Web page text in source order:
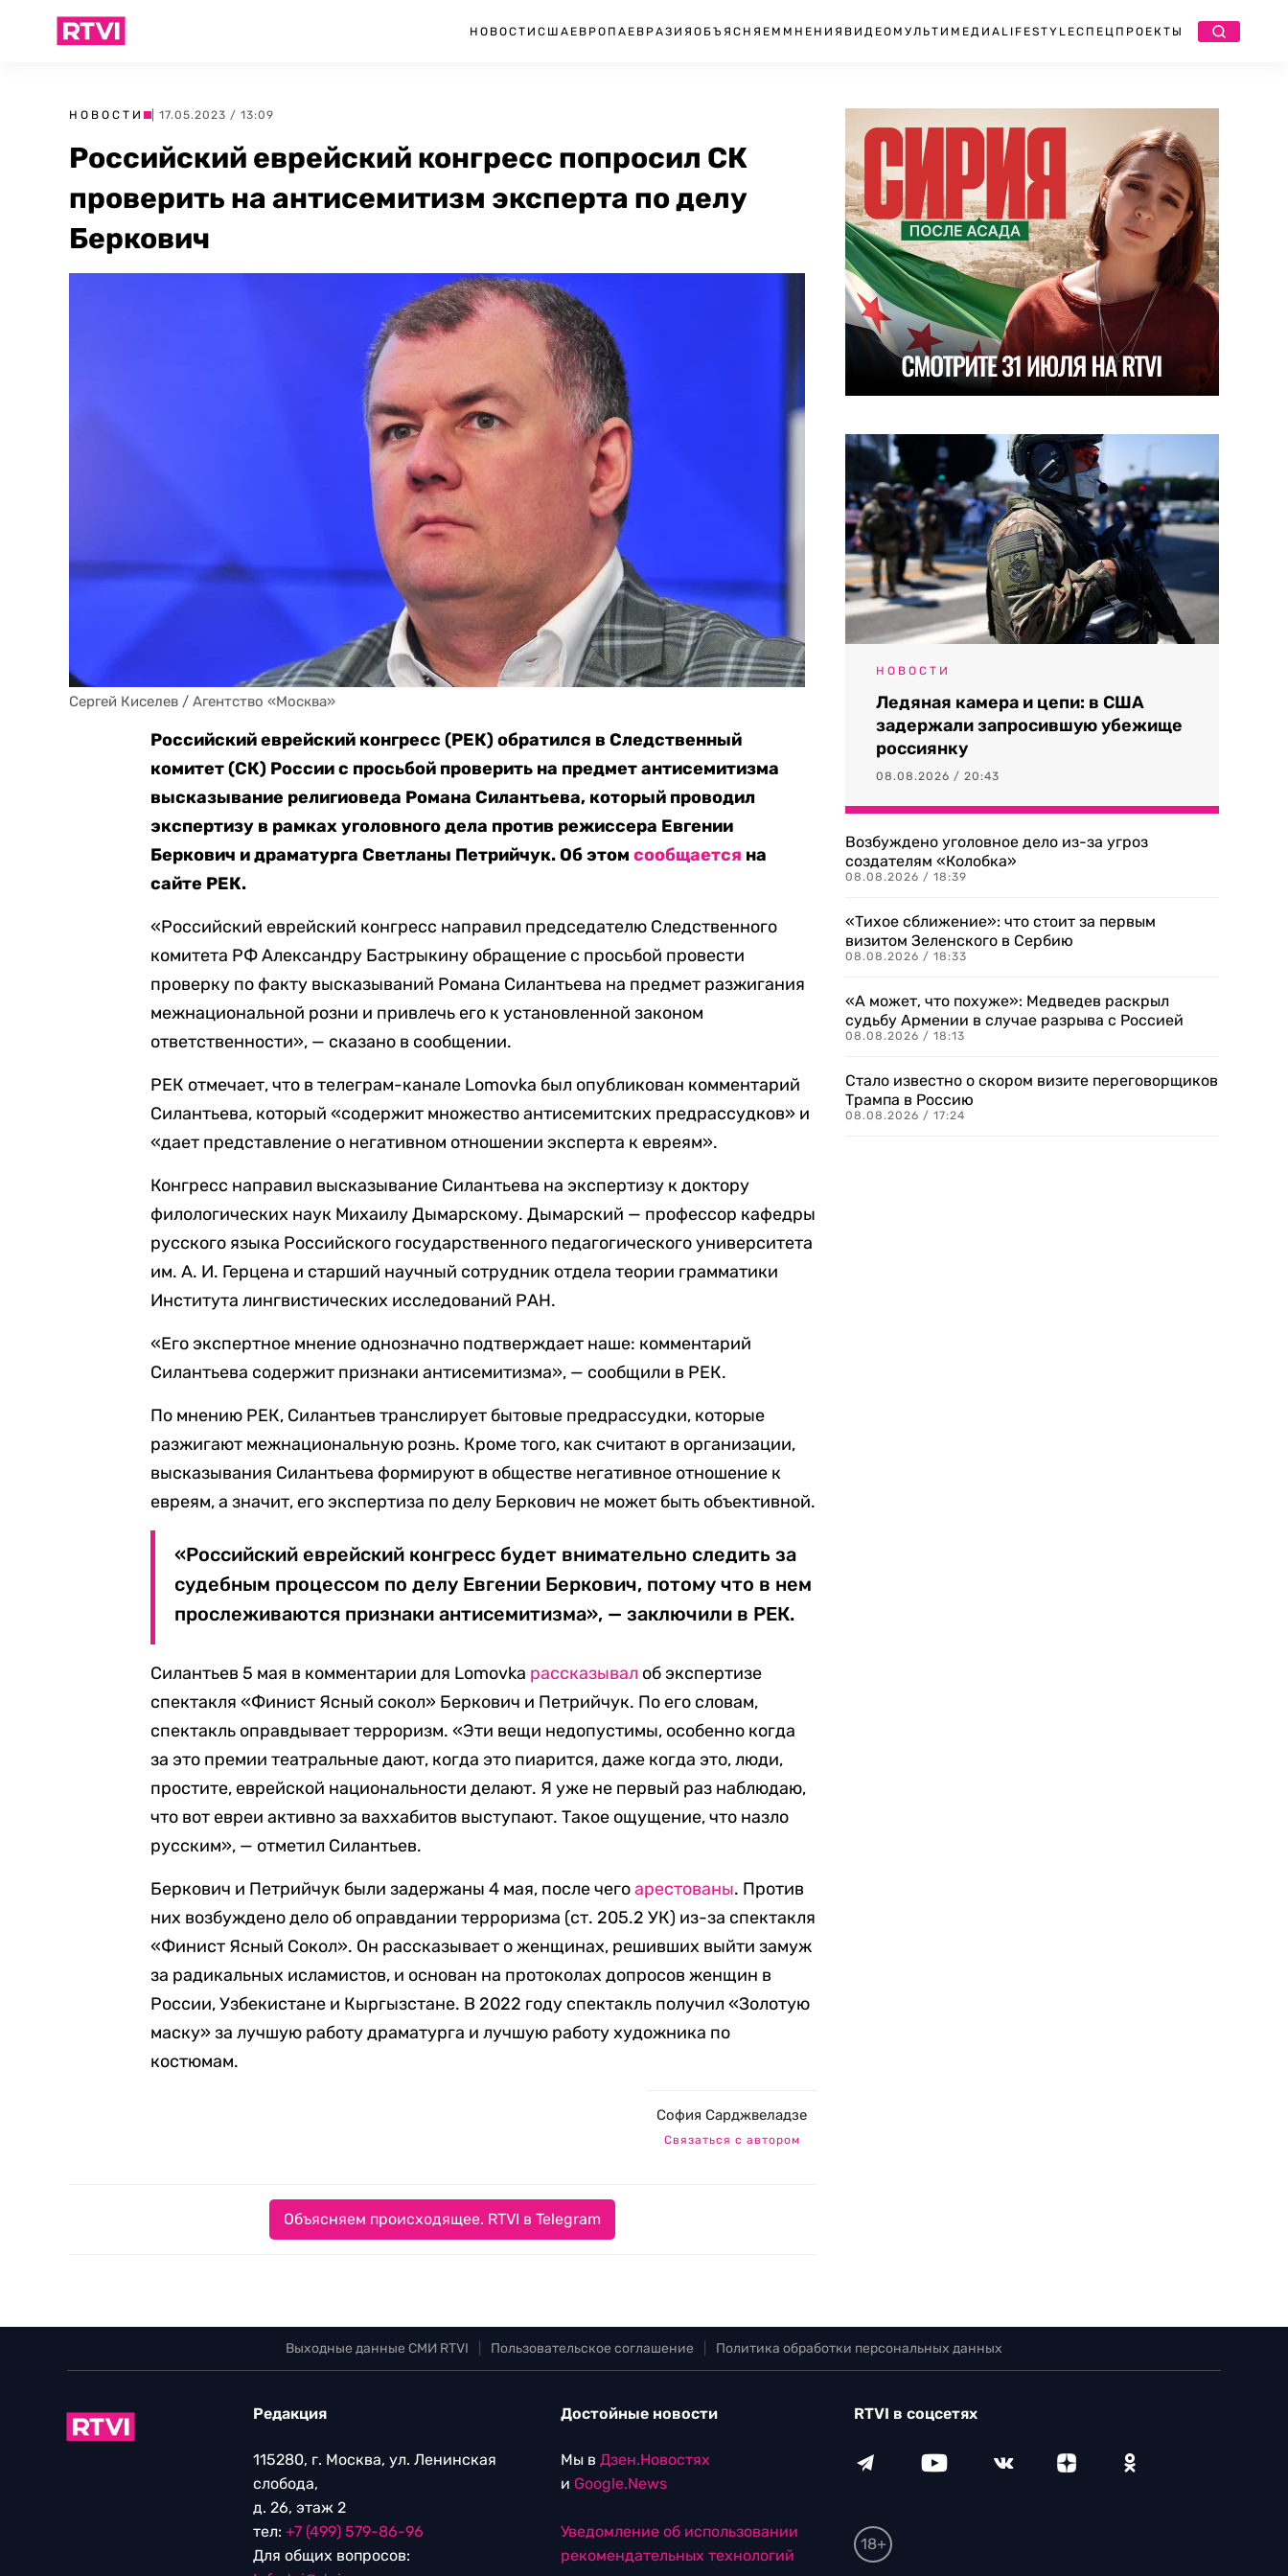
НОВОСТИ США ЕВРОПА ЕВРАЗИЯ ОБЪЯСНЯЕМ МНЕНИЯ ВИДЕО МУЛЬТИМЕДИА LIFESTYLEСПЕЦПРОЕКТЫ
НОВОСТИ | 17.05.2023 / 13:09
Российский еврейский конгресс попросил СК
проверить на антисемитизм эксперта по делу
Беркович
Сергей Киселев / Агентство «Москва»
Российский еврейский конгресс (РЕК) обратился в Следственный
комитет (СК) России с просьбой проверить на предмет антисемитизма
высказывание религиоведа Романа Силантьева, который проводил
экспертизу в рамках уголовного дела против режиссера Евгении
Беркович и драматурга Светланы Петрийчук. Об этомсообщается на
сайте РЕК.
«Российский еврейский конгресс направил председателю Следственного
комитета РФ Александру Бастрыкину обращение с просьбой провести
проверку по факту высказываний Романа Силантьева на предмет разжигания
межнациональной розни и привлечь его к установленной законом
ответственности», — сказано в сообщении.
РЕК отмечает, что в телеграм-канале Lomovka был опубликован комментарий
Силантьева, который «содержит множество антисемитских предрассудков» и
«дает представление о негативном отношении эксперта к евреям».
Конгресс направил высказывание Силантьева на экспертизу к доктору
филологических наук Михаилу Дымарскому. Дымарский — профессор кафедры
русского языка Российского государственного педагогического университета
им. А. И. Герцена и старший научный сотрудник отдела теории грамматики
Института лингвистических исследований РАН.
«Его экспертное мнение однозначно подтверждает наше: комментарий
Силантьева содержит признаки антисемитизма», — сообщили в РЕК.
По мнению РЕК, Силантьев транслирует бытовые предрассудки, которые
разжигают межнациональную рознь. Кроме того, как считают в организации,
высказывания Силантьева формируют в обществе негативное отношение к
евреям, а значит, его экспертиза по делу Беркович не может быть объективной.
«Российский еврейский конгресс будет внимательно следить за
судебным процессом по делу Евгении Беркович, потому что в нем
прослеживаются признаки антисемитизма», — заключили в РЕК.
Силантьев 5 мая в комментарии для Lomovka рассказывал об экспертизе
спектакля «Финист Ясный сокол» Беркович и Петрийчук. По его словам,
спектакль оправдывает терроризм. «Эти вещи недопустимы, особенно когда
за это премии театральные дают, когда это пиарится, даже когда это, люди,
простите, еврейской национальности делают. Я уже не первый раз наблюдаю,
что вот евреи активно за ваххабитов выступают. Такое ощущение, что назло
русским», — отметил Силантьев.
Беркович и Петрийчук были задержаны 4 мая, после чегоарестованы. Против
них возбуждено дело об оправдании терроризма (ст. 205.2 УК) из-за спектакля
«Финист Ясный Сокол». Он рассказывает о женщинах, решивших выйти замуж
за радикальных исламистов, и основан на протоколах допросов женщин в
России, Узбекистане и Кыргызстане. В 2022 году спектакль получил «Золотую
маску» за лучшую работу драматурга и лучшую работу художника по
костюмам.
София Сарджвеладзе
Связаться с автором
Объясняем происходящее. RTVI в Telegram
НОВОСТИ
Ледяная камера и цепи: в США
задержали запросившую убежище
россиянку
08.08.2026 / 20:43
Возбуждено уголовное дело из-за угроз
создателям «Колобка»
08.08.2026 / 18:39
«Тихое сближение»: что стоит за первым
визитом Зеленского в Сербию
08.08.2026 / 18:33
«А может, что похуже»: Медведев раскрыл
судьбу Армении в случае разрыва с Россией
08.08.2026 / 18:13
Стало известно о скором визите переговорщиков
Трампа в Россию
08.08.2026 / 17:24
Выходные данные СМИ RTVI Пользовательское соглашение Политика обработки персональных данных
Редакция
115280, г. Москва, ул. Ленинская
слобода,
д. 26, этаж 2
тел: +7 (499) 579-86-96
Для общих вопросов:
Достойные новости
Мы в Дзен.Новостях
и Google.News
Уведомление об использовании
рекомендательных технологий
RTVI в соцсетях
18+